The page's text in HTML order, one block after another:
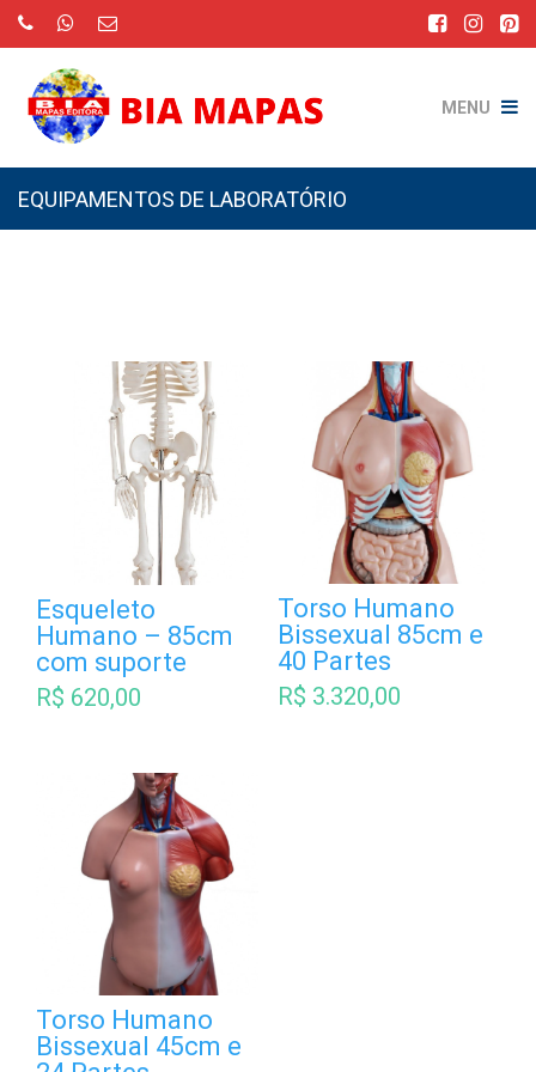
MENU
EQUIPAMENTOS DE LABORATÓRIO
Esqueleto
Humano – 85cm
com suporte
R$ 620,00
Torso Humano
Bissexual 85cm e
40 Partes
R$ 3.320,00
Torso Humano
Bissexual 45cm e